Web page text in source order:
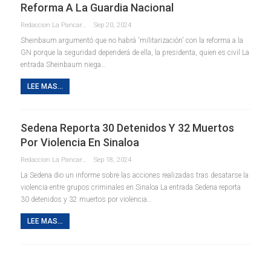
Reforma A La Guardia Nacional
Redaccion La Pancarta De Quintana Roo Sep 20, 2024
Sheinbaum argumentó que no habrá 'militarización' con la reforma a la
GN porque la seguridad dependerá de ella, la presidenta, quien es civil La
entrada Sheinbaum niega…
LEE MAS...
Sedena Reporta 30 Detenidos Y 32 Muertos
Por Violencia En Sinaloa
Redaccion La Pancarta De Quintana Roo Sep 18, 2024
La Sedena dio un informe sobre las acciones realizadas tras desatarse la
violencia entre grupos criminales en Sinaloa La entrada Sedena reporta
30 detenidos y 32 muertos por violencia…
LEE MAS...